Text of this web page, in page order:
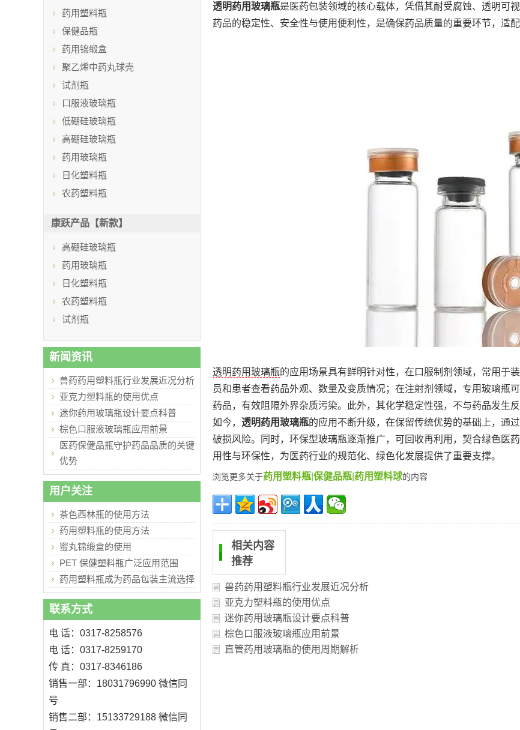
透明药用玻璃瓶是医药包装领域的核心载体，凭借其耐受腐蚀、透明可
药品的稳定性、安全性与使用便利性，是确保药品质量的重要环节，适
透明药用玻璃瓶的应用场景具有鲜明针对性，在口服制剂领域，常用于
员和患者查看药品外观、数量及变质情况；在注射剂领域，专用玻璃瓶
药品，有效阻隔外界杂质污染。此外，其化学稳定性强，不与药品发生
如今， 透明药用玻璃瓶的应用不断升级，在保留传统优势的基础上，通
破损风险。同时，环保型玻璃瓶逐渐推广，可回收再利用，契合绿色医
用性与环保性，为医药行业的规范化、绿色化发展提供了重要支撑。
浏览更多关于药用塑料瓶 保健品瓶 药用塑料球的内容
相关内容
推荐
兽药药用塑料瓶行业发展近况分析
亚克力塑料瓶的使用优点
迷你药用玻璃瓶设计要点科普
棕色口服液玻璃瓶应用前景
直管药用玻璃瓶的使用周期解析
药用塑料瓶
保健品瓶
药用锦缎盒
聚乙烯中药丸球壳
试剂瓶
口服液玻璃瓶
低硼硅玻璃瓶
高硼硅玻璃瓶
药用玻璃瓶
日化塑料瓶
农药塑料瓶
康跃产品【新款】
高硼硅玻璃瓶
药用玻璃瓶
日化塑料瓶
农药塑料瓶
试剂瓶
新闻资讯
兽药药用塑料瓶行业发展近况分析
亚克力塑料瓶的使用优点
迷你药用玻璃瓶设计要点科普
棕色口服液玻璃瓶应用前景
医药保健品瓶守护药品品质的关键
优势
用户关注
茶色西林瓶的使用方法
药用塑料瓶的使用方法
蜜丸锦缎盒的使用
PET 保健塑料瓶广泛应用范围
药用塑料瓶成为药品包装主流选择
联系方式
电 话：0317-8258576
电 话：0317-8259170
传 真：0317-8346186
销售一部：18031796990 微信同
号
销售二部：15133729188 微信同